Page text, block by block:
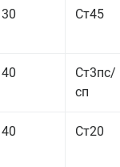
30 Ст45
40
Ст3пс/
сп
40 Ст20